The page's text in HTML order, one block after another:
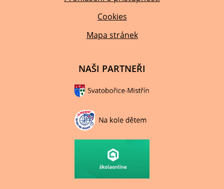
Cookies
Mapa stránek
NAŠI PARTNEŘI